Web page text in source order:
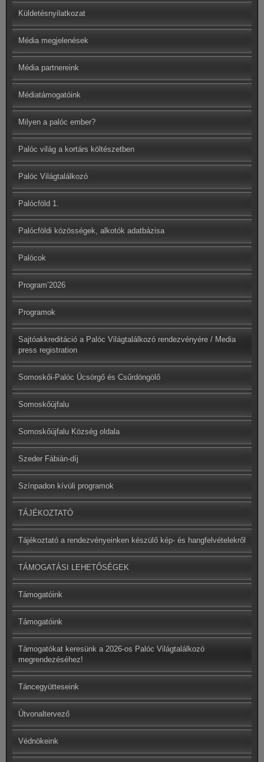
Küldetésnyilatkozat
Média megjelenések
Média partnereink
Médiatámogatóink
Milyen a palóc ember?
Palóc világ a kortárs költészetben
Palóc Világtalálkozó
Palócföld 1.
Palócföldi közösségek, alkotók adatbázisa
Palócok
Program’2026
Programok
Sajtóakkreditáció a Palóc Világtalálkozó rendezvényére / Media
press registration
Somoskői-Palóc Ücsörgő és Csűrdöngölő
Somoskőújfalu
Somoskőújfalu Község oldala
Szeder Fábián-díj
Színpadon kívüli programok
TÁJÉKOZTATÓ
Tájékoztató a rendezvényeinken készülő kép- és hangfelvételekről
TÁMOGATÁSI LEHETŐSÉGEK
Támogatóink
Támogatóink
Támogatókat keresünk a 2026-os Palóc Világtalálkozó
megrendezéséhez!
Táncegyütteseink
Útvonaltervező
Védnökeink